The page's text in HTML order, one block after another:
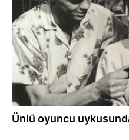
Ünlü oyuncu